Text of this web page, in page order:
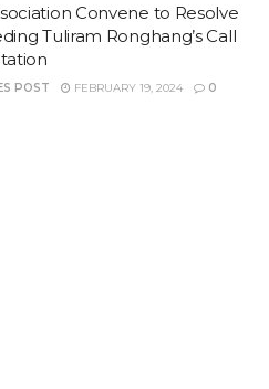
Convene to Resolve
Tuliram Ronghang’s Call
POST FEBRUARY 19, 2024
0